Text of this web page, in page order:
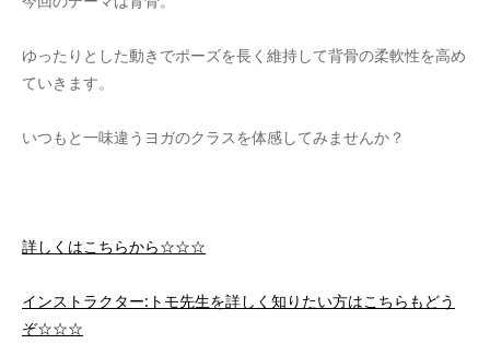
ゆったりとした動きでポーズを長く維持して背骨の柔軟性を高め
ていきます。
いつもと一味違うヨガのクラスを体感してみませんか？
詳しくはこちらから☆☆☆
インストラクター:トモ先生を詳しく知りたい方はこちらもどう
ぞ☆☆☆